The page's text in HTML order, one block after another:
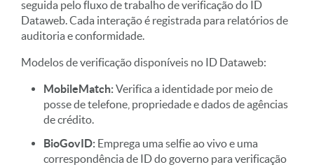
seguida pelo fluxo de trabalho de verificação do ID
Dataweb. Cada interação é registrada para relatórios de
auditoria e conformidade.
Modelos de verificação disponíveis no ID Dataweb:
MobileMatch:Verifica a identidade por meio de
posse de telefone, propriedade e dados de agências
de crédito.
BioGovID: Emprega uma selfie ao vivo e uma
correspondência de ID do governo para verificação